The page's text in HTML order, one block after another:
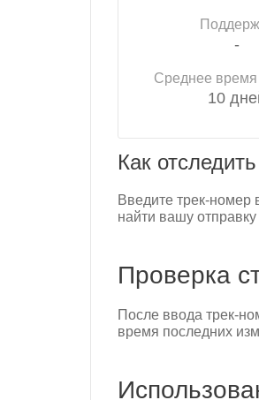
-
Среднее время
10
Как
Введите трек-номер
найти вашу отправку
Проверка
После ввода трек-
время последних